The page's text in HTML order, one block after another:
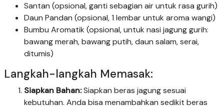
Santan (opsional, ganti sebagian air untuk rasa gurih)
Daun Pandan (opsional, 1 lembar untuk aroma wangi)
Bumbu Aromatik (opsional, untuk nasi jagung gurih:
bawang merah, bawang putih, daun salam, serai,
ditumis)
Langkah-langkah Memasak:
Siapkan Bahan:Siapkan beras jagung sesuai
kebutuhan. Anda bisa menambahkan sedikit beras